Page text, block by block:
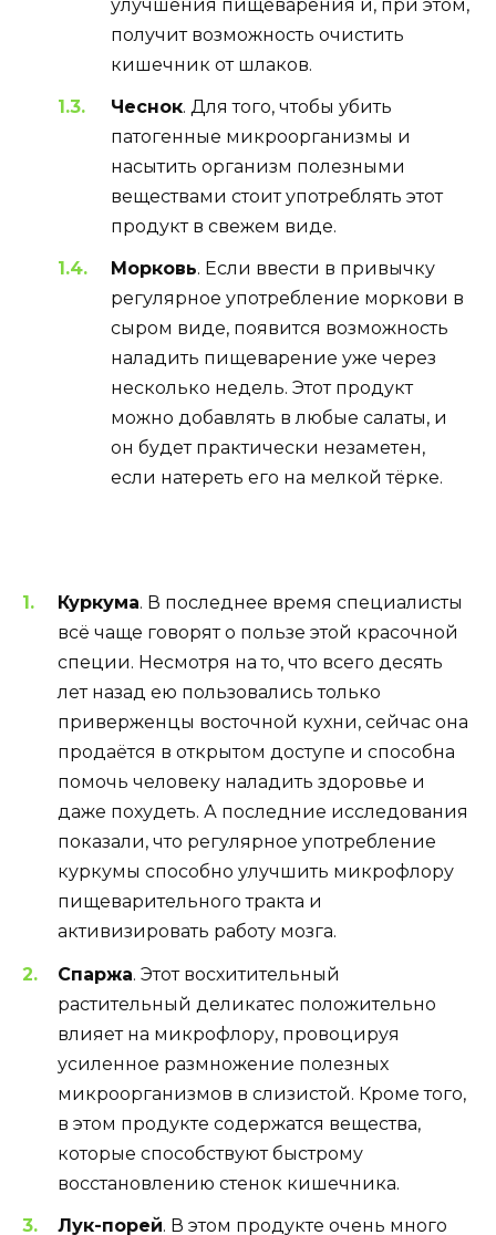
улучшения пищеварения и, при этом,
получит возможность очистить
кишечник от шлаков.
Чеснок. Для того, чтобы убить
патогенные микроорганизмы и
насытить организм полезными
веществами стоит употреблять этот
продукт в свежем виде.
Морковь. Если ввести в привычку
регулярное употребление моркови в
сыром виде, появится возможность
наладить пищеварение уже через
несколько недель. Этот продукт
можно добавлять в любые салаты, и
он будет практически незаметен,
если натереть его на мелкой тёрке.
Куркума. В последнее время специалисты
всё чаще говорят о пользе этой красочной
специи. Несмотря на то, что всего десять
лет назад ею пользовались только
приверженцы восточной кухни, сейчас она
продаётся в открытом доступе и способна
помочь человеку наладить здоровье и
даже похудеть. А последние исследования
показали, что регулярное употребление
куркумы способно улучшить микрофлору
пищеварительного тракта и
активизировать работу мозга.
Спаржа. Этот восхитительный
растительный деликатес положительно
влияет на микрофлору, провоцируя
усиленное размножение полезных
микроорганизмов в слизистой. Кроме того,
в этом продукте содержатся вещества,
которые способствуют быстрому
восстановлению стенок кишечника.
Лук-порей. В этом продукте очень много